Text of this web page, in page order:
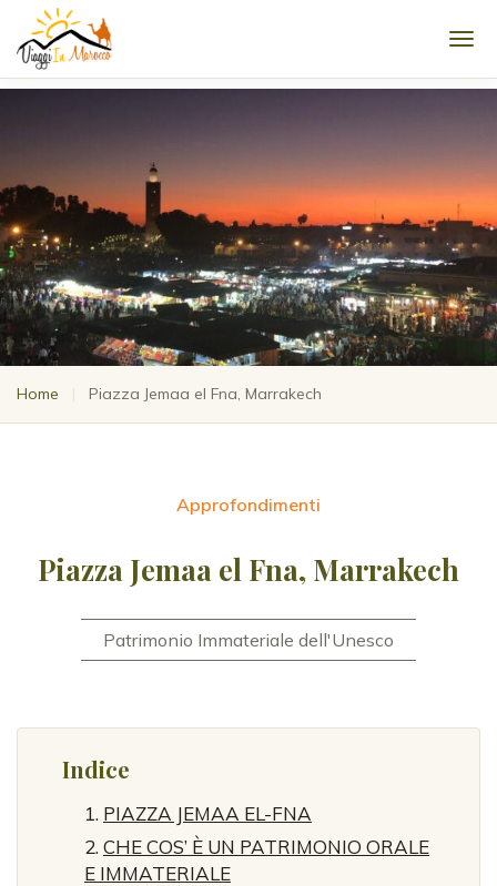
Home | Piazza Jemaa el Fna, Marrakech
Approfondimenti
Piazza Jemaa el Fna, Marrakech
Patrimonio Immateriale dell'Unesco
Indice
PIAZZA JEMAA EL-FNA
CHE COS’ È UN PATRIMONIO ORALE
E IMMATERIALE